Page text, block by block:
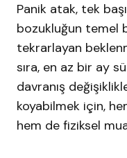
Panik atak, tek
bozukluğun temel
tekrarlayan
sıra, en az bir ay
davranış
koyabilmek için,
hem de fiziksel